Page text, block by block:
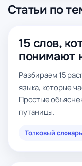
Статьи по
15 слов,
понимают
Разбираем 15
языка, которые
Простые
путаницы.
Толковый словарь